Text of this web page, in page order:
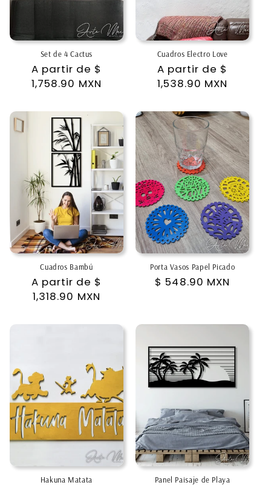
Set de 4 Cactus
Precio
habitual
A partir de $
1,758.90 MXN
Cuadros Electro Love
Precio
habitual
A partir de $
1,538.90 MXN
Cuadros Bambú
Precio
habitual
A partir de $
1,318.90 MXN
Porta Vasos Papel Picado
Precio
$ 548.90 MXN
Hakuna Matata Panel Paisaje de Playa